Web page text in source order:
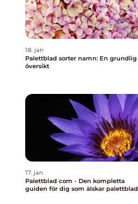
18. jan
Palettblad sorter namn: En grundlig
översikt
17. jan
Palettblad com - Den kompletta
guiden för dig som älskar palettblad